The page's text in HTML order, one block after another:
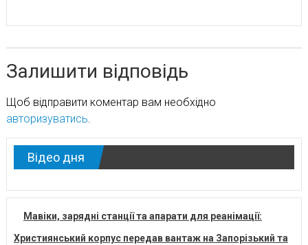
Залишити відповідь
Щоб відправити коментар вам необхідно
авторизуватись
Відео дня
Мавіки, зарядні станції та апарати для реанімації:
Християнський корпус передав вантаж на Запорізький та